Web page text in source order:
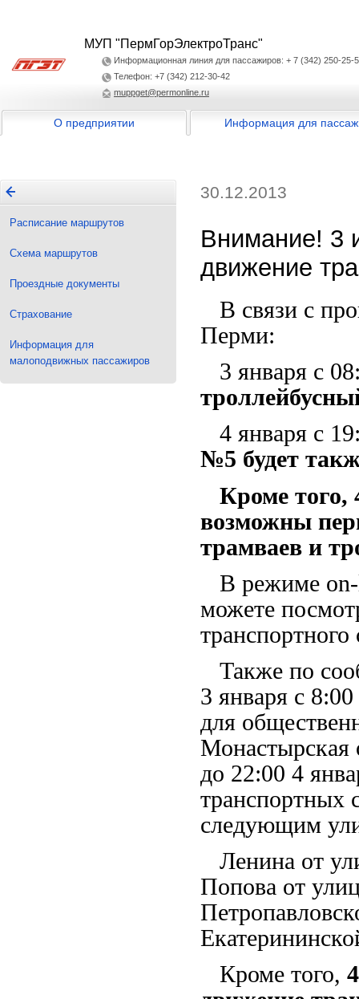
МУП "ПермГорЭлектроТранс"
Информационная линия для пассажиров: + 7 (342) 250-25-
Телефон: +7 (342) 212-30-42
muppget@permonline.ru
О предприятии Информация для
Расписание маршрутов
Схема маршрутов
Проездные документы
Страхование
Информация для
малоподвижных пассажиров
30.12.2013
Внимание! 3
движение
В связи с
Перми:
3 января с
4 января с
№5 будет
Кроме того,
возможны
трамваев и
В режиме on-
можете
транспортного
Также по
3 января с
для
Монастырская
до 22:00 4
транспортных
следующим
Ленина от
Попова от
Кроме того,